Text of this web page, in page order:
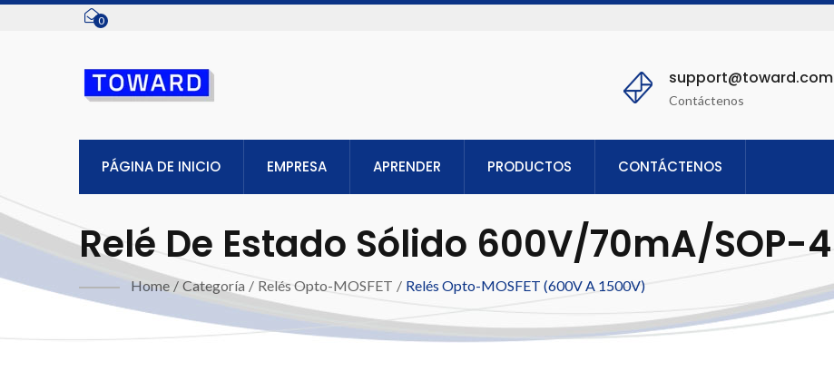
0
support@toward.com
Contáctenos
PÁGINA DE INICIO EMPRESA APRENDER PRODUCTOS CONTÁCTENOS
Relé De Estado Sólido 600V/70mA/SOP-4
Home / Categoría / Relés Opto-MOSFET / Relés Opto-MOSFET (600V A 1500V)